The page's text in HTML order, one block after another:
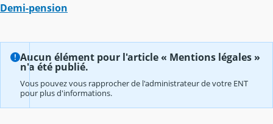
Demi-pension
Aucun élément pour l'article « Mentions légales »
n'a été publié.
Vous pouvez vous rapprocher de l'administrateur de votre ENT
pour plus d'informations.